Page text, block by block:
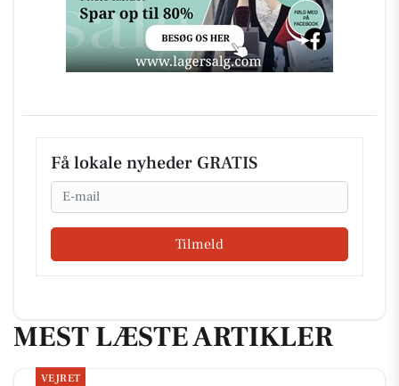
Få lokale nyheder GRATIS
Email
Tilmeld
MEST LÆSTE ARTIKLER
VEJRET